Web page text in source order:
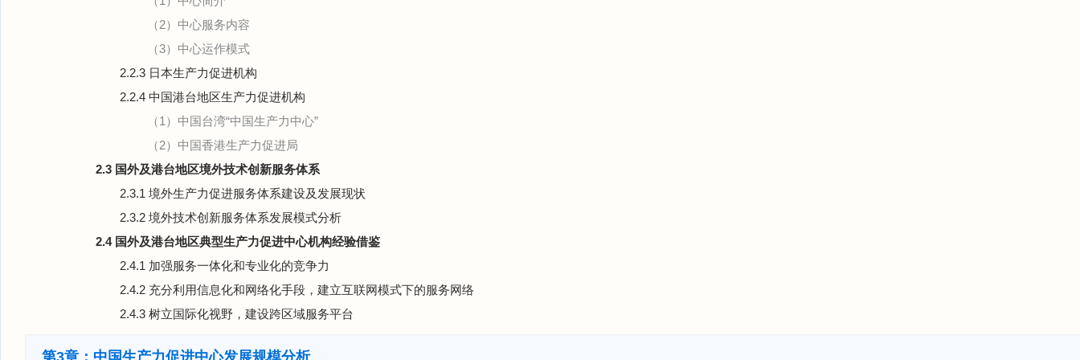
（2）中心服务内容
（3）中心运作模式
2.2.3 日本生产力促进机构
2.2.4 中国港台地区生产力促进机构
（1）中国台湾“中国生产力中心”
（2）中国香港生产力促进局
2.3 国外及港台地区境外技术创新服务体系
2.3.1 境外生产力促进服务体系建设及发展现状
2.3.2 境外技术创新服务体系发展模式分析
2.4 国外及港台地区典型生产力促进中心机构经验借鉴
2.4.1 加强服务一体化和专业化的竞争力
2.4.2 充分利用信息化和网络化手段，建立互联网模式下的服务网络
2.4.3 树立国际化视野，建设跨区域服务平台
第3章：中国生产力促进中心发展规模分析